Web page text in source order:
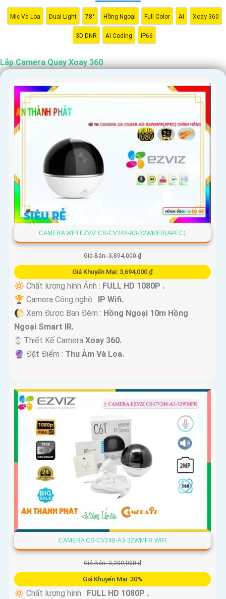
Mic Và Loa Dual Light 78° Hồng Ngoại Full Color AI Xoay 360
3D DNR AI Coding IP66
Lắp Camera Quay Xoay 360
CAMERA WIFI EZVIZ CS-CV248-A3-32WMFR(APEC)
Giá Bán: 3,894,000 ₫
Giá Khuyến Mại: 3,694,000 ₫
🔆 Chất lượng hình Ảnh : FULL HD 1080P .
🏆 Camera Công nghệ :
IP Wifi.
🌔 Xem Được Ban Đêm : Hồng Ngoại 10m Hồng
Ngoại Smart IR.
↕️ Thiết Kế Camera Xoay 360.
️🔮 Đặt Điểm : Thu Âm Và Loa.
CAMERA CS-CV248-A3-32WMFR WIFI
Giá Bán: 3,200,000 ₫
Giá Khuyến Mại: 30%
🔅 Chất lượng hình : FULL HD 1080P .